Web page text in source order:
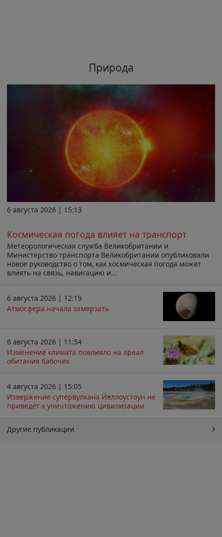
Природа
6 августа 2026 | 15:13
Космическая погода влияет на транспорт
Метеорологическая служба Великобритании и
Министерство транспорта Великобритании опубликовали
новое руководство о том, как космическая погода может
влиять на связь, навигацию и...
6 августа 2026 | 12:19
Атмосфера начала замерзать
6 августа 2026 | 11:54
Изменение климата повлияло на ареал
обитания бабочек
4 августа 2026 | 15:05
Извержение супервулкана Йеллоустоун не
приведёт к уничтожению цивилизации
Другие публикации